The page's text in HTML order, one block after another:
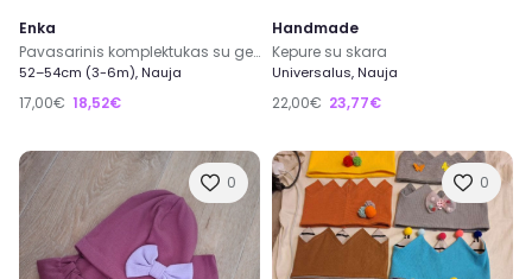
Enka
Pavasarinis komplektukas su gelytėmis
52–54cm (3-6m), Nauja
17,00€ 18,52€
Handmade
Kepure su skara
Universalus, Nauja
22,00€ 23,77€
0 0